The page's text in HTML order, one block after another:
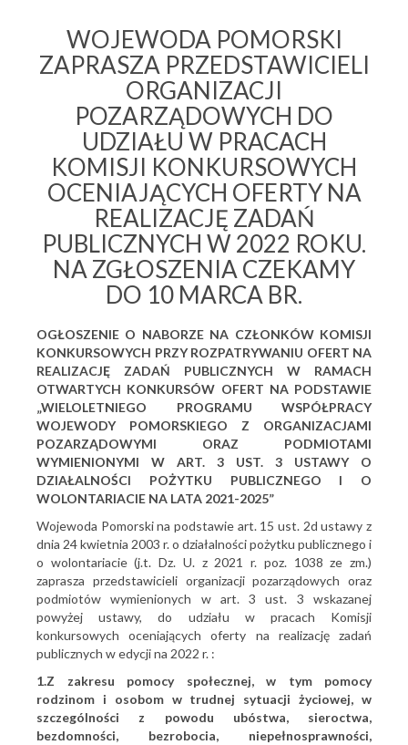
WOJEWODA POMORSKI
ZAPRASZA PRZEDSTAWICIELI
ORGANIZACJI
POZARZĄDOWYCH DO
UDZIAŁU W PRACACH
KOMISJI KONKURSOWYCH
OCENIAJĄCYCH OFERTY NA
REALIZACJĘ ZADAŃ
PUBLICZNYCH W 2022 ROKU.
NA ZGŁOSZENIA CZEKAMY
DO 10 MARCA BR.
OGŁOSZENIE O NABORZE NA CZŁONKÓW KOMISJI
KONKURSOWYCH PRZY ROZPATRYWANIU OFERT NA
REALIZACJĘ ZADAŃ PUBLICZNYCH W RAMACH
OTWARTYCH KONKURSÓW OFERT NA PODSTAWIE
„WIELOLETNIEGO PROGRAMU WSPÓŁPRACY
WOJEWODY POMORSKIEGO Z ORGANIZACJAMI
POZARZĄDOWYMI ORAZ PODMIOTAMI
WYMIENIONYMI W ART. 3 UST. 3 USTAWY O
DZIAŁALNOŚCI POŻYTKU PUBLICZNEGO I O
WOLONTARIACIE NA LATA 2021-2025”
Wojewoda Pomorski na podstawie art. 15 ust. 2d ustawy z
dnia 24 kwietnia 2003 r. o działalności pożytku publicznego i
o wolontariacie (j.t. Dz. U. z 2021 r. poz. 1038 ze zm.)
zaprasza przedstawicieli organizacji pozarządowych oraz
podmiotów wymienionych w art. 3 ust. 3 wskazanej
powyżej ustawy, do udziału w pracach Komisji
konkursowych oceniających oferty na realizację zadań
publicznych w edycji na 2022 r. :
1.Z zakresu pomocy społecznej, w tym pomocy
rodzinom i osobom w trudnej sytuacji życiowej, w
szczególności z powodu ubóstwa, sieroctwa,
bezdomności, bezrobocia, niepełnosprawności,